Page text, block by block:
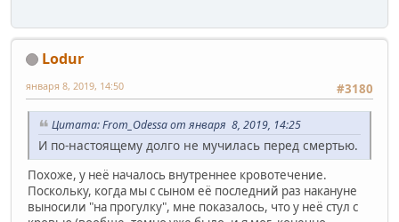
Lodur
#3180
января 8, 2019, 14:50
Цитата: From_Odessa от января 8, 2019, 14:25
И по-настоящему долго не мучилась перед смертью.
Похоже, у неё началось внутреннее кровотечение.
Поскольку, когда мы с сыном её последний раз накануне
выносили "на прогулку", мне показалось, что у неё стул с